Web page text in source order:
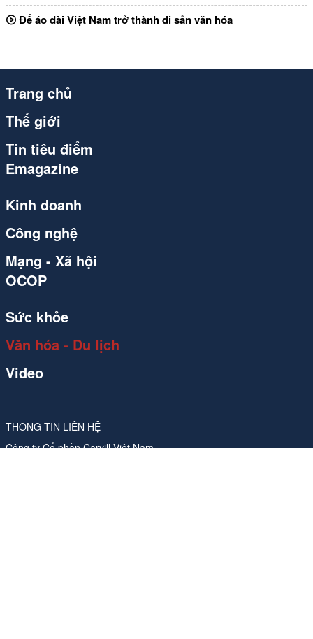
Để áo dài Việt Nam trở thành di sản văn hóa
THÔNG TIN LIÊN HỆ
Công ty Cổ phần Carvill Việt Nam
Trang chủ
Thế giới
Tin tiêu điểm
Emagazine
Kinh doanh
Công nghệ
Mạng - Xã hội
OCOP
Sức khỏe
Văn hóa - Du lịch
Video